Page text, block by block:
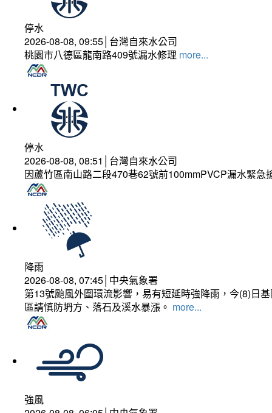
停水
2026-08-08, 09:55│台灣自來水公司
桃園市八德區龍南路409號漏水修理 more...
停水
2026-08-08, 08:51│台灣自來水公司
因蘆竹區南山路二段470巷62號前100mmPVCP漏水緊急
降雨
2026-08-08, 07:45│中央氣象署
第13號颱風外圍環流影響，易有短延時強降雨，今(8)日
區請慎防坍方、落石及溪水暴漲。 more...
強風